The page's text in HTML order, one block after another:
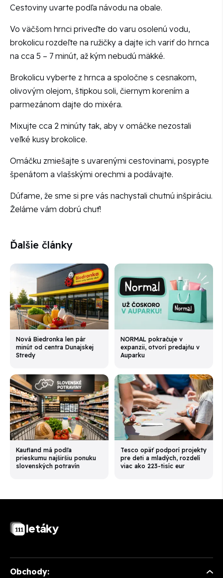
Cestoviny uvarte podľa návodu na obale.
Vo väčšom hrnci priveďte do varu osolenú vodu,
brokolicu rozdeľte na ružičky a dajte ich variť do hrnca
na cca 5 – 7 minút, až kým nebudú mäkké.
Brokolicu vyberte z hrnca a spoločne s cesnakom,
olivovým olejom, štipkou soli, čiernym korením a
parmezánom dajte do mixéra.
Mixujte cca 2 minúty tak, aby v omáčke nezostali
veľké kusy brokolice.
Omáčku zmiešajte s uvarenými cestovinami, posypte
špenátom a vlašskými orechmi a podávajte.
Dúfame, že sme si pre vás nachystali chutnú inšpiráciu.
Želáme vám dobrú chuť!
Ďalšie články
Nová Biedronka len pár
minút od centra Dunajskej
Stredy
NORMAL pokračuje v
expanzii, otvorí predajňu v
Auparku
Kaufland má podľa
prieskumu najširšiu ponuku
slovenských potravín
Tesco opäť podporí projekty
pre deti a mladých, rozdelí
viac ako 223-tisíc eur
letáky
Obchody: